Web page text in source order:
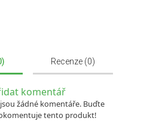
Recenze (0)
komentář
žádné komentáře. Buďte
tento produkt!